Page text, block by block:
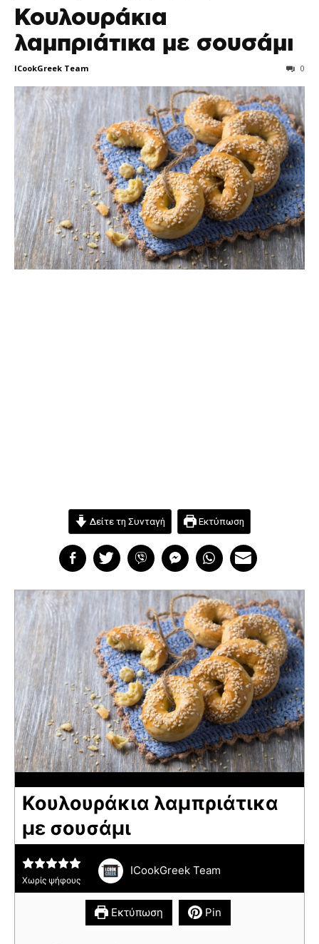
Κουλουράκια
λαμπριάτικα με σουσάμι
ICookGreek Team 0
Δείτε τη Συνταγή Εκτύπωση
Κουλουράκια λαμπριάτικα
με σουσάμι
Χωρίς ψήφους
ICookGreek Team
Εκτύπωση Pin